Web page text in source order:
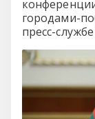
городами-
пресс-